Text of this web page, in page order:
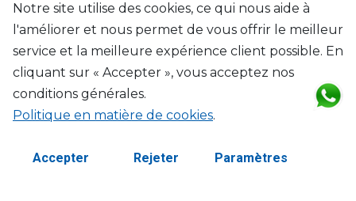
Plat à gâteaux
D: 30cm
$139
Notre site utilise des cookies, ce qui nous aide à
l'améliorer et nous permet de vous offrir le meilleur
service et la meilleure expérience client possible. En
cliquant sur « Accepter », vous acceptez nos
conditions générales.
Politique en matière de cookies.
Accepter Rejeter Paramètres